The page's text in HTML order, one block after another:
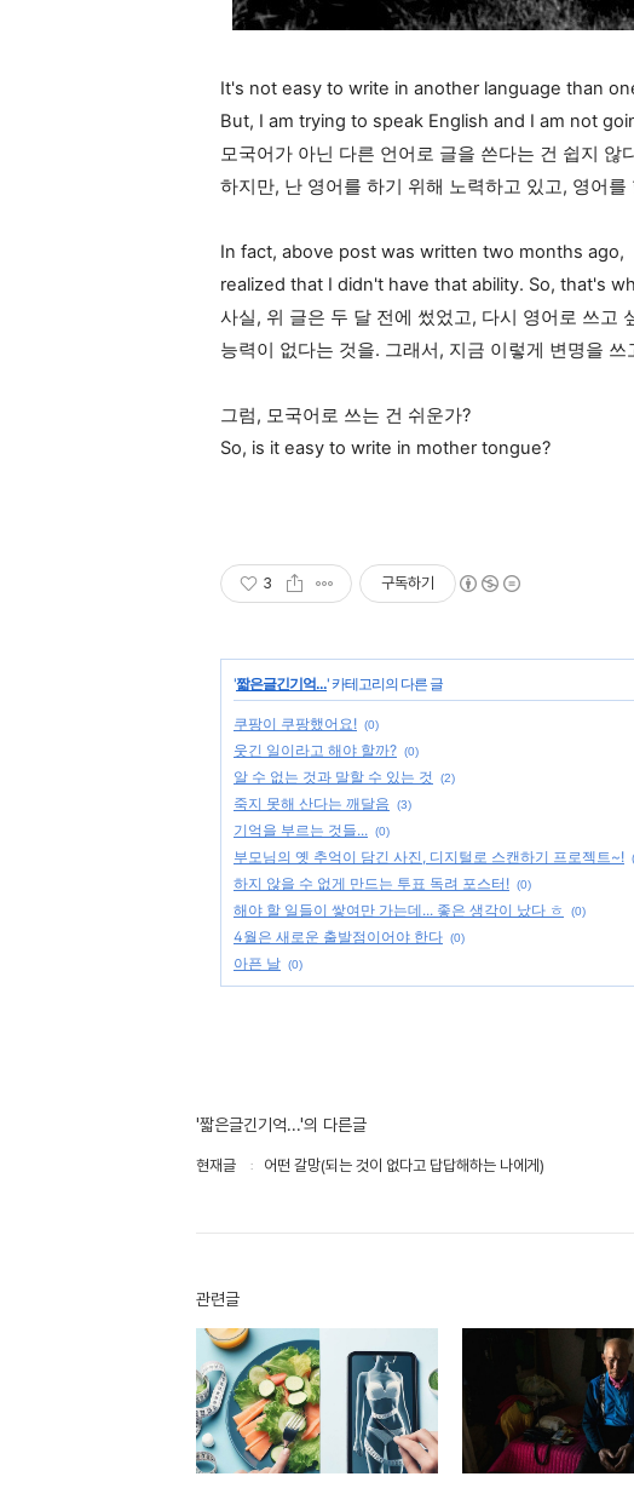
It's not easy to write in another language than
But, I am trying to speak English and I am not
모국어가 아닌 다른 언어로 글을 쓴다는 건 쉽지 않
하지만, 난 영어를 하기 위해 노력하고 있고, 영어
In fact, above post was written two months
realized that I didn't have that ability. So, that's
사실, 위 글은 두 달 전에 썼었고, 다시 영어로 쓰고
능력이 없다는 것을. 그래서, 지금 이렇게 변명을 쓰
그럼, 모국어로 쓰는 건 쉬운가?
So, is it easy to write in mother tongue?
3 구독하기
'짧은글긴기억...' 카테고리의 다른 글
쿠팡이 쿠팡했어요! (0)
웃긴 일이라고 해야 할까? (0)
알 수 없는 것과 말할 수 있는 것 (2)
죽지 못해 산다는 깨달음 (3)
기억을 부르는 것들... (0)
부모님의 옛 추억이 담긴 사진, 디지털로 스캔하기 프로젝트~!
하지 않을 수 없게 만드는 투표 독려 포스터! (0)
해야 할 일들이 쌓여만 가는데... 좋은 생각이 났다 ㅎ (0)
4월은 새로운 출발점이어야 한다 (0)
아픈 날 (0)
'짧은글긴기억...'의 다른글
현재글 어떤 갈망(되는 것이 없다고 답답해하는 나에게)
관련글